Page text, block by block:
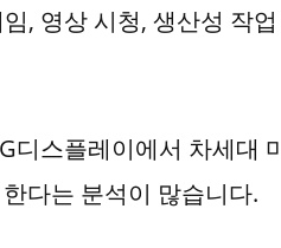
, 영상 시청, 생산성 작
디스플레이에서 차세대
다는 분석이 많습니다.